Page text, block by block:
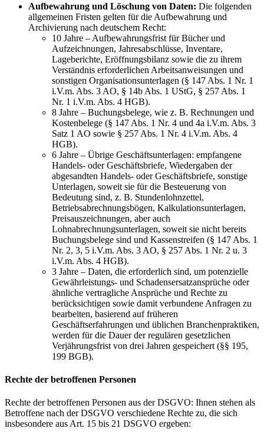
Aufbewahrung und Löschung von Daten: Die folgenden
allgemeinen Fristen gelten für die Aufbewahrung und
Archivierung nach deutschem Recht:
10 Jahre – Aufbewahrungsfrist für Bücher und
Aufzeichnungen, Jahresabschlüsse, Inventare,
Lageberichte, Eröffnungsbilanz sowie die zu ihrem
Verständnis erforderlichen Arbeitsanweisungen und
sonstigen Organisationsunterlagen (§ 147 Abs. 1 Nr. 1
i.V.m. Abs. 3 AO, § 14b Abs. 1 UStG, § 257 Abs. 1
Nr. 1 i.V.m. Abs. 4 HGB).
8 Jahre – Buchungsbelege, wie z. B. Rechnungen und
Kostenbelege (§ 147 Abs. 1 Nr. 4 und 4a i.V.m. Abs. 3
Satz 1 AO sowie § 257 Abs. 1 Nr. 4 i.V.m. Abs. 4
HGB).
6 Jahre – Übrige Geschäftsunterlagen: empfangene
Handels- oder Geschäftsbriefe, Wiedergaben der
abgesandten Handels- oder Geschäftsbriefe, sonstige
Unterlagen, soweit sie für die Besteuerung von
Bedeutung sind, z. B. Stundenlohnzettel,
Betriebsabrechnungsbögen, Kalkulationsunterlagen,
Preisauszeichnungen, aber auch
Lohnabrechnungsunterlagen, soweit sie nicht bereits
Buchungsbelege sind und Kassenstreifen (§ 147 Abs. 1
Nr. 2, 3, 5 i.V.m. Abs. 3 AO, § 257 Abs. 1 Nr. 2 u. 3
i.V.m. Abs. 4 HGB).
3 Jahre – Daten, die erforderlich sind, um potenzielle
Gewährleistungs- und Schadensersatzansprüche oder
ähnliche vertragliche Ansprüche und Rechte zu
berücksichtigen sowie damit verbundene Anfragen zu
bearbeiten, basierend auf früheren
Geschäftserfahrungen und üblichen Branchenpraktiken,
werden für die Dauer der regulären gesetzlichen
Verjährungsfrist von drei Jahren gespeichert (§§ 195,
199 BGB).
Rechte der betroffenen Personen
Rechte der betroffenen Personen aus der DSGVO: Ihnen stehen als
Betroffene nach der DSGVO verschiedene Rechte zu, die sich
insbesondere aus Art. 15 bis 21 DSGVO ergeben: